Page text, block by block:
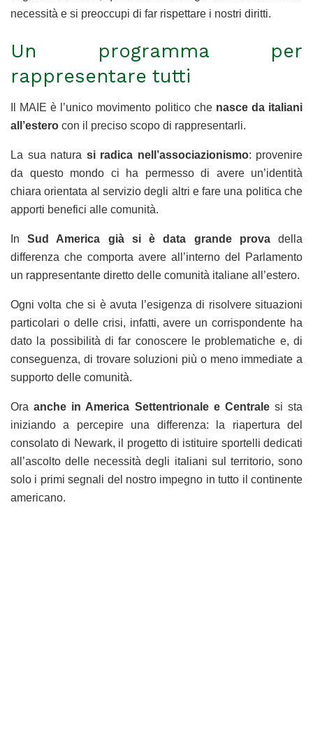
necessità e si preoccupi di far rispettare i nostri diritti.
Un programma per
rappresentare tutti
Il MAIE è l’unico movimento politico che nasce da italiani
all’estero con il preciso scopo di rappresentarli.
La sua natura si radica nell’associazionismo: provenire
da questo mondo ci ha permesso di avere un’identità
chiara orientata al servizio degli altri e fare una politica che
apporti benefici alle comunità.
InSud America già si è data grande provadella
differenza che comporta avere all’interno del Parlamento
un rappresentante diretto delle comunità italiane all’estero.
Ogni volta che si è avuta l’esigenza di risolvere situazioni
particolari o delle crisi, infatti, avere un corrispondente ha
dato la possibilità di far conoscere le problematiche e, di
conseguenza, di trovare soluzioni più o meno immediate a
supporto delle comunità.
Ora anche in America Settentrionale e Centralesi sta
iniziando a percepire una differenza: la riapertura del
consolato di Newark, il progetto di istituire sportelli dedicati
all’ascolto delle necessità degli italiani sul territorio, sono
solo i primi segnali del nostro impegno in tutto il continente
americano.